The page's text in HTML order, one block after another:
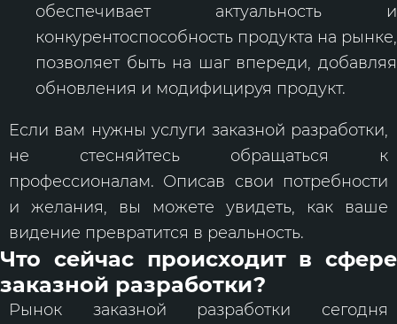
обеспечивает актуальность и
конкурентоспособность продукта на рынке,
позволяет быть на шаг впереди, добавляя
обновления и модифицируя продукт.
Если вам нужны услуги заказной разработки,
не стесняйтесь обращаться к
профессионалам. Описав свои потребности
и желания, вы можете увидеть, как ваше
видение превратится в реальность.
Что сейчас происходит в сфере
заказной разработки?
Рынок заказной разработки сегодня